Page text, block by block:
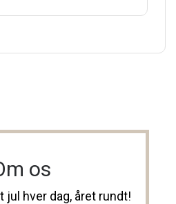
os
jul hver dag, året rundt!